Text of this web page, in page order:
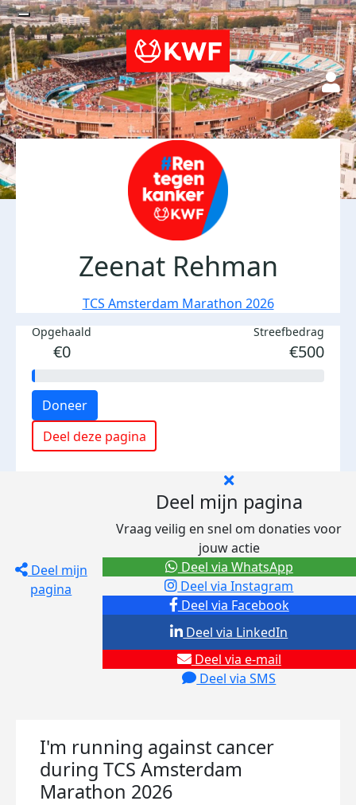
Zeenat Rehman
TCS Amsterdam Marathon 2026
Opgehaald
€0
Streefbedrag
€500
Doneer
Deel deze pagina
Deel mijn
pagina
Deel mijn pagina
Vraag veilig en snel om donaties voor
jouw actie
Deel via Facebook
Deel via Instagram
Deel via e-mail
Deel via SMS
Deel via LinkedIn
Deel via WhatsApp
I'm running against cancer
during TCS Amsterdam
Marathon 2026